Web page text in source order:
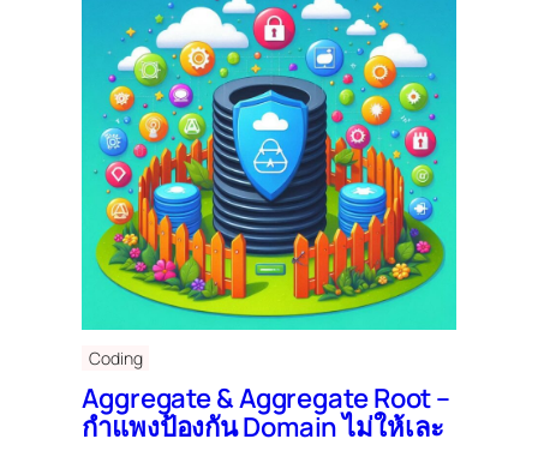
Coding
Aggregate & Aggregate Root –
กำแพงป้องกัน Domain ไม่ให้เละ